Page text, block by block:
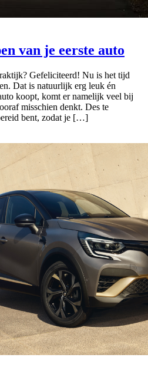
van je eerste auto
Gefeliciteerd! Nu is het tijd
Dat is natuurlijk erg leuk én
koopt, komt er namelijk veel bij
misschien denkt. Des te
bent, zodat je […]